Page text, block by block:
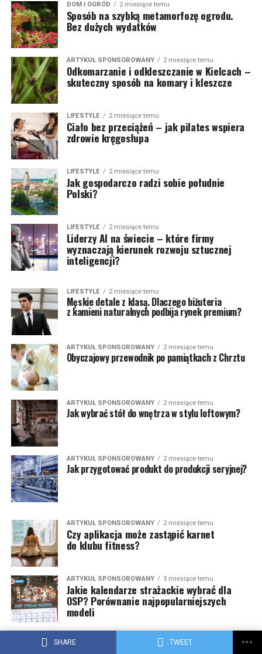
SHARE TWEET
DOM I OGRÓD 2 miesiące temu
Sposób na szybką metamorfozę ogrodu.
Bez dużych wydatków
ARTYKUŁ SPONSOROWANY 2 miesiące temu
Odkomarzanie i odkleszczanie w Kielcach –
skuteczny sposób na komary i kleszcze
LIFESTYLE 2 miesiące temu
Ciało bez przeciążeń – jak pilates wspiera
zdrowie kręgosłupa
LIFESTYLE 2 miesiące temu
Jak gospodarczo radzi sobie południe
Polski?
LIFESTYLE 2 miesiące temu
Liderzy AI na świecie – które firmy
wyznaczają kierunek rozwoju sztucznej
inteligencji?
LIFESTYLE 2 miesiące temu
Męskie detale z klasą. Dlaczego biżuteria
z kamieni naturalnych podbija rynek premium?
ARTYKUŁ SPONSOROWANY 2 miesiące temu
Obyczajowy przewodnik po pamiątkach z Chrztu
ARTYKUŁ SPONSOROWANY 2 miesiące temu
Jak wybrać stół do wnętrza w stylu loftowym?
ARTYKUŁ SPONSOROWANY 2 miesiące temu
Jak przygotować produkt do produkcji seryjnej?
ARTYKUŁ SPONSOROWANY 2 miesiące temu
Czy aplikacja może zastąpić karnet
do klubu fitness?
ARTYKUŁ SPONSOROWANY 3 miesiące temu
Jakie kalendarze strażackie wybrać dla
OSP? Porównanie najpopularniejszych
modeli
Łóżko dla chłopca – jak wybrać idealne